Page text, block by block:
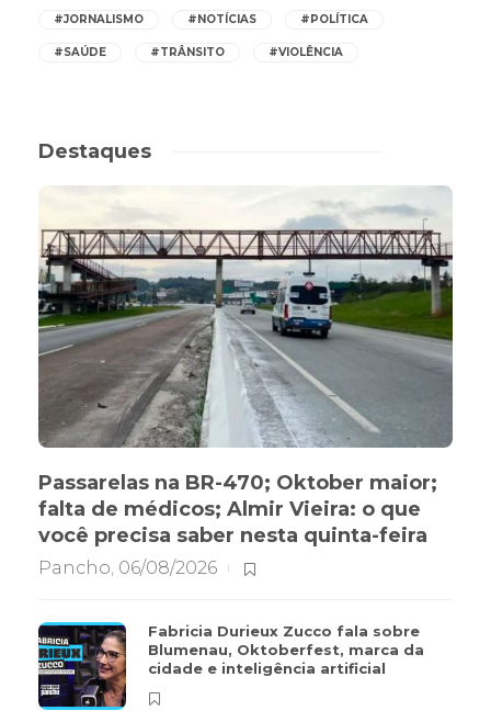
#JORNALISMO #NOTÍCIAS #POLÍTICA
#SAÚDE #TRÂNSITO #VIOLÊNCIA
Destaques
Passarelas na BR-470; Oktober maior;
falta de médicos; Almir Vieira: o que
você precisa saber nesta quinta-feira
Pancho, 06/08/2026
Fabricia Durieux Zucco fala sobre
Blumenau, Oktoberfest, marca da
cidade e inteligência artificial